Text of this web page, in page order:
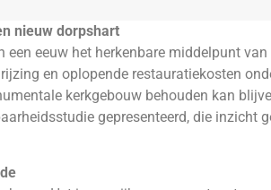
nieuw dorpshart
een eeuw het herkenbare middelpunt
en oplopende restauratiekosten
kerkgebouw behouden kan
gepresenteerd, die inzicht